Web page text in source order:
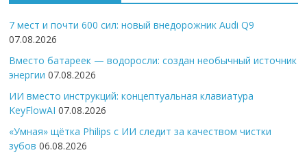
7 мест и почти 600 сил: новый внедорожник Audi Q9
07.08.2026
Вместо батареек — водоросли: создан необычный источник
энергии 07.08.2026
ИИ вместо инструкций: концептуальная клавиатура
KeyFlowAI 07.08.2026
«Умная» щётка Philips с ИИ следит за качеством чистки
зубов 06.08.2026